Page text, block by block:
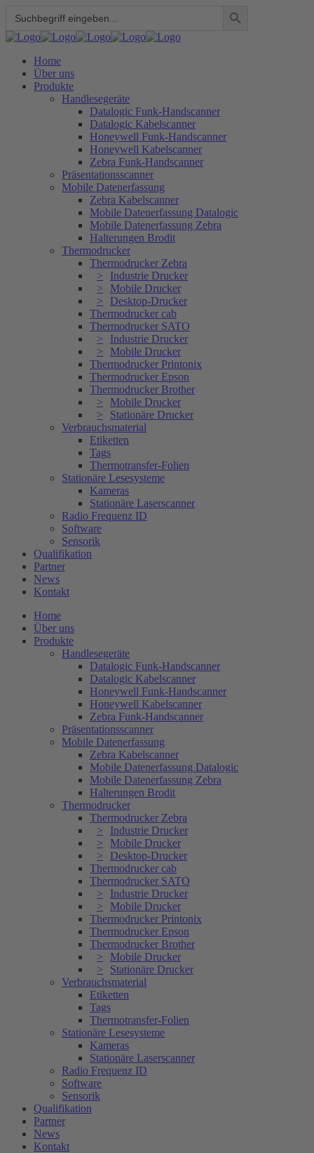
for:
Home
Über uns
Produkte
Handlesegeräte
Datalogic Funk-Handscanner
Datalogic Kabelscanner
Honeywell Funk-Handscanner
Honeywell Kabelscanner
Zebra Funk-Handscanner
Präsentationsscanner
Mobile Datenerfassung
Zebra Kabelscanner
Mobile Datenerfassung Datalogic
Mobile Datenerfassung Zebra
Halterungen Brodit
Thermodrucker
Thermodrucker Zebra
Industrie Drucker
Mobile Drucker
Desktop-Drucker
Thermodrucker cab
Thermodrucker SATO
Industrie Drucker
Mobile Drucker
Thermodrucker Printonix
Thermodrucker Epson
Thermodrucker Brother
Mobile Drucker
Stationäre Drucker
Verbrauchsmaterial
Etiketten
Tags
Thermotransfer-Folien
Stationäre Lesesysteme
Kameras
Stationäre Laserscanner
Radio Frequenz ID
Software
Sensorik
Qualifikation
Partner
News
Kontakt
Home
Über uns
Produkte
Handlesegeräte
Datalogic Funk-Handscanner
Datalogic Kabelscanner
Honeywell Funk-Handscanner
Honeywell Kabelscanner
Zebra Funk-Handscanner
Präsentationsscanner
Mobile Datenerfassung
Zebra Kabelscanner
Mobile Datenerfassung Datalogic
Mobile Datenerfassung Zebra
Halterungen Brodit
Thermodrucker
Thermodrucker Zebra
Industrie Drucker
Mobile Drucker
Desktop-Drucker
Thermodrucker cab
Thermodrucker SATO
Industrie Drucker
Mobile Drucker
Thermodrucker Printonix
Thermodrucker Epson
Thermodrucker Brother
Mobile Drucker
Stationäre Drucker
Verbrauchsmaterial
Etiketten
Tags
Thermotransfer-Folien
Stationäre Lesesysteme
Kameras
Stationäre Laserscanner
Radio Frequenz ID
Software
Sensorik
Qualifikation
Partner
News
Kontakt